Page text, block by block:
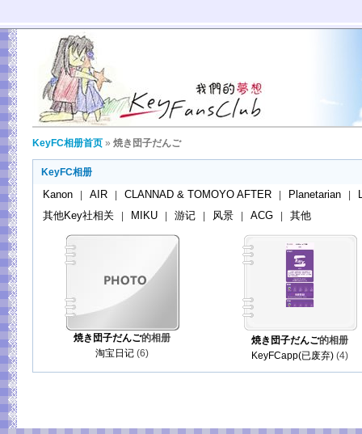
KeyFC相册首页 » 焼き団子だんご
KeyFC相册
Kanon AIR CLANNAD & TOMOYO AFTER Planetarian
其他Key社相关
MIKU 游记 风景 ACG 其他
焼き団子だんご的相册
淘宝日记 (6)
焼き団子だんご的相册
KeyFCapp(已废弃) (4)